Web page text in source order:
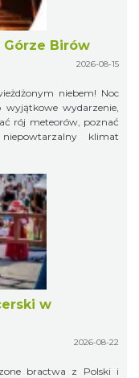
Górze Birów
2026-08-15
niebem! Noc
wydarzenie,
rój meteorów, poznać
klimat
w
2026-08-22
bractwa z Polski i